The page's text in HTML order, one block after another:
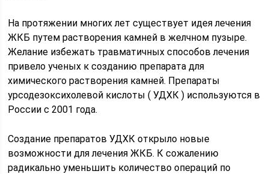
На протяжении многих лет существует идея лечения
ЖКБ путем растворения камней в желчном пузыре.
Желание избежать травматичных способов лечения
привело ученых к созданию препарата для
химического растворения камней. Препараты
урсодезоксихолевой кислоты ( УДХК ) используются в
России с 2001 года.
Создание препаратов УДХК открыло новые
возможности для лечения ЖКБ. К сожалению
радикально уменьшить количество операций по